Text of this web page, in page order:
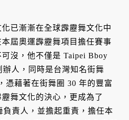
已漸漸在全球霹靂舞文化中
屆奧運霹靂舞項目擔任賽事
沒，他不僅是 Taipei Bboy
人，同時是台灣知名街舞
憑藉著在街舞圈 30 年的豐富
舞文化的決心，更成為了
負責人，並擔起重責，擔任本